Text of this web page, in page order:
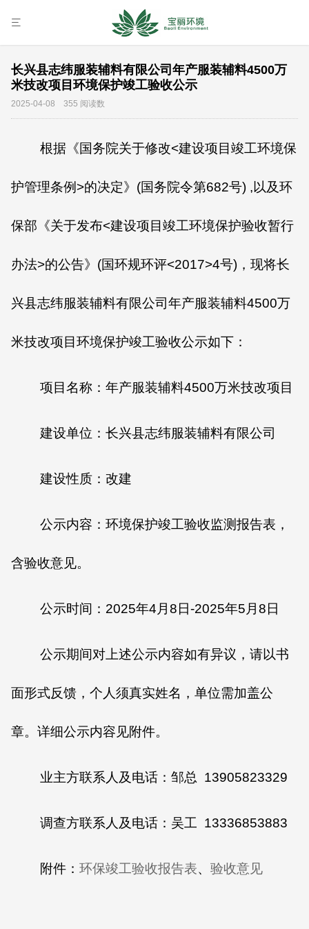
长兴县志纬服装辅料有限公司年产服装辅料4500万
米技改项目环境保护竣工验收公示
2025-04-08 355 阅读数
根据《国务院关于修改<建设项目竣工环境保
护管理条例>的决定》(国务院令第682号) ,以及环
保部《关于发布<建设项目竣工环境保护验收暂行
办法>的公告》(国环规环评<2017>4号)，现将长
兴县志纬服装辅料有限公司年产服装辅料4500万
米技改项目环境保护竣工验收公示如下：
项目名称：年产服装辅料4500万米技改项目
建设单位：长兴县志纬服装辅料有限公司
建设性质：改建
公示内容：环境保护竣工验收监测报告表，
含验收意见。
公示时间：2025年4月8日-2025年5月8日
公示期间对上述公示内容如有异议，请以书
面形式反馈，个人须真实姓名，单位需加盖公
章。详细公示内容见附件。
业主方联系人及电话：邹总 13905823329
调查方联系人及电话：吴工 13336853883
附件： 环保竣工验收报告表、 验收意见